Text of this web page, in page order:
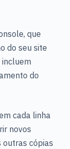
que
do seu site
incluem
do
cada linha
novos
outras cópias